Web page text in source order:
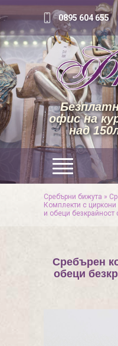
0895 604 655
офис на
над
Сребърни бижута »
Комплекти с циркони
и обеци безкрайност
Сребърен
обеци